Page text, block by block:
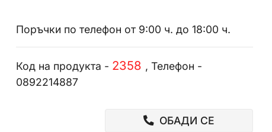
Поръчки по телефон от 9:00 ч. до 18:00 ч.
Код на продукта - 2358 , Телефон -
0892214887
ОБАДИ СЕ